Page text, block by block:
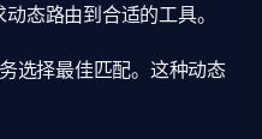
态路由到合适的工具。
选择最佳匹配。这种动态